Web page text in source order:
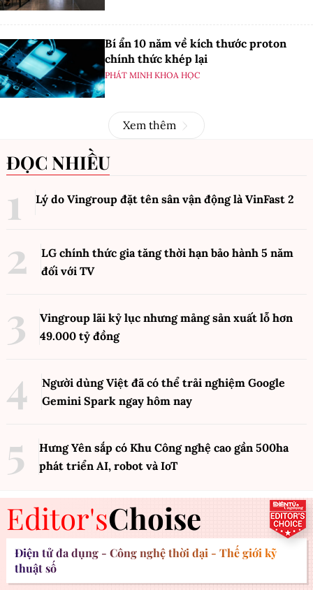
Bí ẩn 10 năm về kích thước proton
chính thức khép lại
PHÁT MINH KHOA HỌC
Xem thêm
ĐỌC NHIỀU
Lý do Vingroup đặt tên sân vận động là VinFast 2
LG chính thức gia tăng thời hạn bảo hành 5 năm
đối với TV
Vingroup lãi kỷ lục nhưng mảng sản xuất lỗ hơn
49.000 tỷ đồng
Người dùng Việt đã có thể trải nghiệm Google
Gemini Spark ngay hôm nay
Hưng Yên sắp có Khu Công nghệ cao gần 500ha
phát triển AI, robot và IoT
Editor'sChoise
Điện tử đa dụng - Công nghệ thời đại - Thế giới kỹ
thuật số